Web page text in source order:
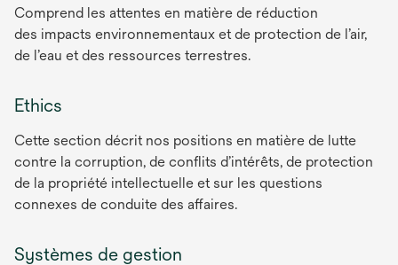
Comprend les attentes en matière de réduction
des impacts environnementaux et de protection de l’air,
de l’eau et des ressources terrestres.
Ethics
Cette section décrit nos positions en matière de lutte
contre la corruption, de conflits d’intérêts, de protection
de la propriété intellectuelle et sur les questions
connexes de conduite des affaires.
Systèmes de gestion